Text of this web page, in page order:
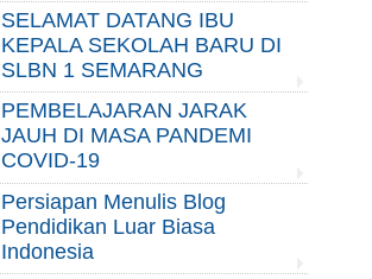
SELAMAT DATANG IBU
KEPALA SEKOLAH BARU DI
SLBN 1 SEMARANG
PEMBELAJARAN JARAK
JAUH DI MASA PANDEMI
COVID-19
Persiapan Menulis Blog
Pendidikan Luar Biasa
Indonesia